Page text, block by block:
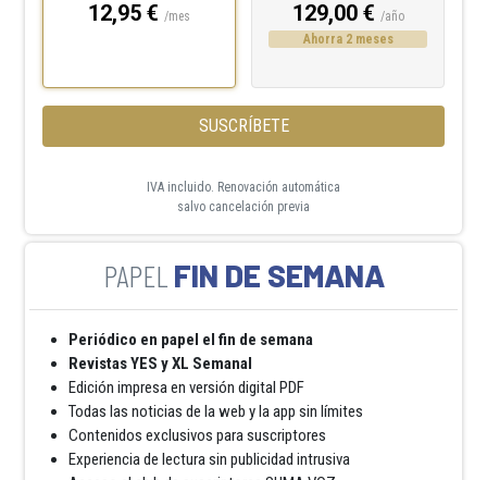
12,95 € /mes 129,00 € /año
Ahorra 2 meses
SUSCRÍBETE
IVA incluido. Renovación automática
salvo cancelación previa
FIN DE SEMANA
Periódico en papel el fin de semana
Revistas YES y XL Semanal
Edición impresa en versión digital PDF
Todas las noticias de la web y la app sin límites
Contenidos exclusivos para suscriptores
Experiencia de lectura sin publicidad intrusiva